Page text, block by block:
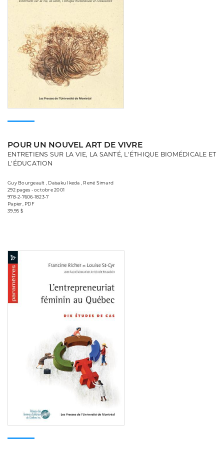
POUR UN NOUVEL ART DE VIVRE
ENTRETIENS SUR LA VIE, LA SANTÉ, L'ÉTHIQUE BIOMÉDICALE ET
L'ÉDUCATION
Guy Bourgeault , Daisaku Ikeda , René Simard
292 pages • octobre 2001
978-2-7606-1823-7
Papier, PDF
39,95 $